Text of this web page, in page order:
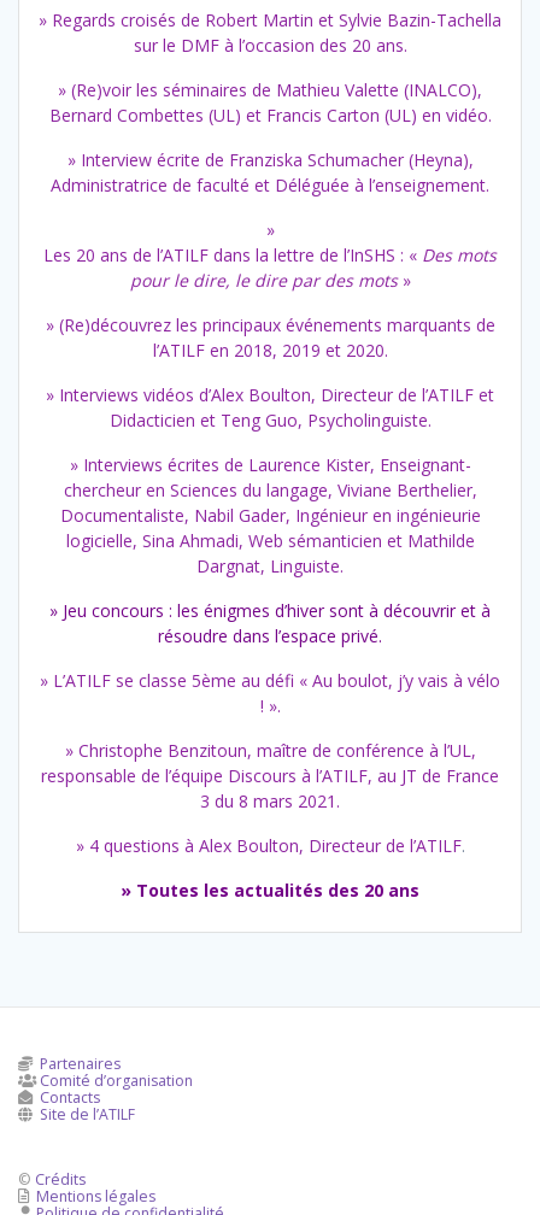
» Regards croisés de Robert Martin et Sylvie Bazin-Tachella
sur le DMF à l’occasion des 20 ans.
» (Re)voir les séminaires de Mathieu Valette (INALCO),
Bernard Combettes (UL) et Francis Carton (UL) en vidéo.
» Interview écrite de Franziska Schumacher (Heyna),
Administratrice de faculté et Déléguée à l’enseignement.
»
Les 20 ans de l’ATILF dans la lettre de l’InSHS : « Des mots
pour le dire, le dire par des mots»
» (Re)découvrez les principaux événements marquants de
l’ATILF en 2018, 2019 et 2020.
» Interviews vidéos d’Alex Boulton, Directeur de l’ATILF et
Didacticien et Teng Guo, Psycholinguiste.
» Interviews écrites de Laurence Kister, Enseignant-
chercheur en Sciences du langage, Viviane Berthelier,
Documentaliste, Nabil Gader, Ingénieur en ingénieurie
logicielle, Sina Ahmadi, Web sémanticien et Mathilde
Dargnat, Linguiste.
» Jeu concours : les énigmes d’hiver sont à découvrir et à
résoudre dans l’espace privé.
» L’ATILF se classe 5ème au défi « Au boulot, j’y vais à vélo
! ».
» Christophe Benzitoun, maître de conférence à l’UL,
responsable de l’équipe Discours à l’ATILF, au JT de France
3 du 8 mars 2021.
» 4 questions à Alex Boulton, Directeur de l’ATILF.
» Toutes les actualités des 20 ans
Partenaires
 Comité d’organisation
 Contacts
 Site de l’ATILF
© Crédits
 Mentions légales